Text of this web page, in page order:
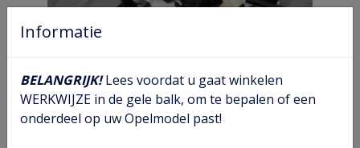
Kabelboom klem
Informatie
BELANGRIJK!Lees voordat u gaat winkelen
WERKWIJZE in de gele balk, om te bepalen of een
onderdeel op uw Opelmodel past!